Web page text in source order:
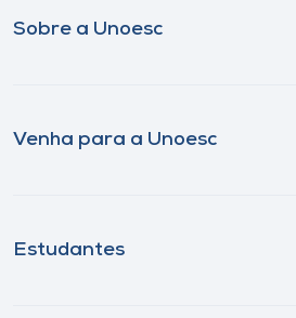
Sobre a Unoesc
Venha para a Unoesc
Estudantes